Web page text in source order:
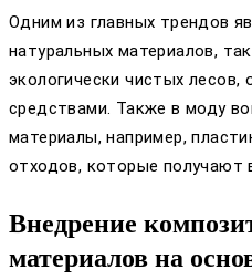
Одним из главных трендов
натуральных материалов,
экологически чистых
средствами. Также в моду
материалы, например,
отходов, которые получают
Внедрение
материалов на